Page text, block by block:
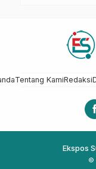
Tentang KamiRedaksi
Ekspos
©